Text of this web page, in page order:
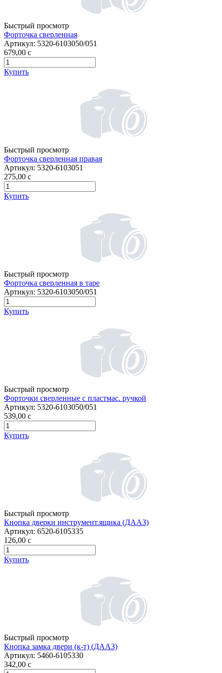
Быстрый просмотр
Форточка сверленная
Артикул: 5320-6103050/051
679,00 c
Купить
Быстрый просмотр
Форточка сверленная правая
Артикул: 5320-6103051
275,00 c
Купить
Быстрый просмотр
Форточка сверленная в таре
Артикул: 5320-6103050/051
Купить
Быстрый просмотр
Форточки сверленные с пластмас. ручкой
Артикул: 5320-6103050/051
539,00 c
Купить
Быстрый просмотр
Кнопка дверки инструмент.ящика (ДААЗ)
Артикул: 6520-6105335
126,00 c
Купить
Быстрый просмотр
Кнопка замка двери (к-т) (ДААЗ)
Артикул: 5460-6105330
342,00 c